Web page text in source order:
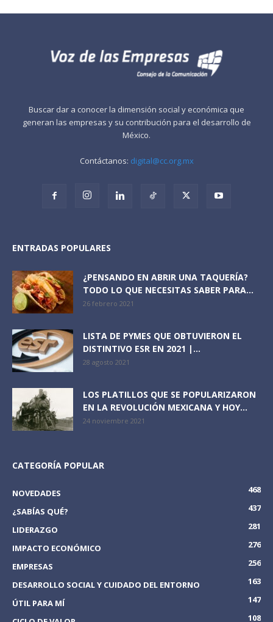
Buscar dar a conocer la dimensión social y económica que
generan las empresas y su contribución para el desarrollo de
México.
Contáctanos: digital@cc.org.mx
ENTRADAS POPULARES
¿PENSANDO EN ABRIR UNA TAQUERÍA?
TODO LO QUE NECESITAS SABER PARA...
26 febrero 2021
LISTA DE PYMES QUE OBTUVIERON EL
DISTINTIVO ESR EN 2021 |...
28 agosto 2021
LOS PLATILLOS QUE SE POPULARIZARON
EN LA REVOLUCIÓN MEXICANA Y HOY...
24 noviembre 2021
CATEGORÍA POPULAR
NOVEDADES
468
¿SABÍAS QUÉ?
437
LIDERAZGO
281
IMPACTO ECONÓMICO
276
EMPRESAS
256
DESARROLLO SOCIAL Y CUIDADO DEL ENTORNO
163
ÚTIL PARA MÍ
147
108